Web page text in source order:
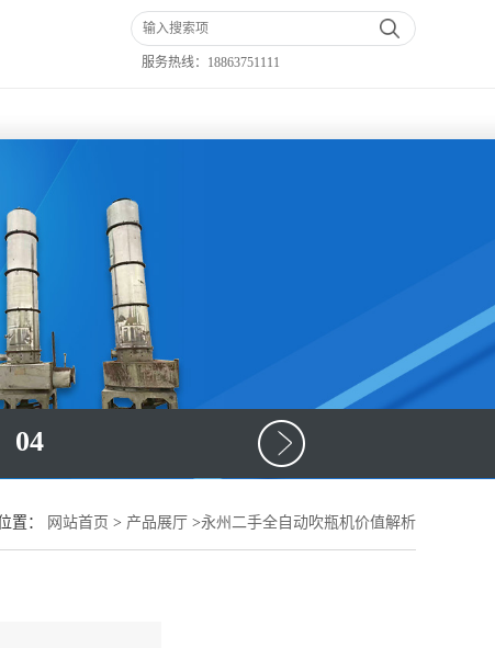
服务热线： 18863751111
04
置： 网站首页 > 产品展厅 >永州二手全自动吹瓶机价值解析